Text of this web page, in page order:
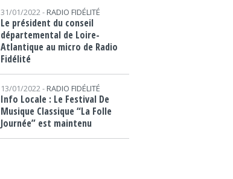
31/01/2022 - RADIO FIDÉLITÉ
Le président du conseil
départemental de Loire-
Atlantique au micro de Radio
Fidélité
13/01/2022 - RADIO FIDÉLITÉ
Info Locale : Le Festival De
Musique Classique “La Folle
Journée” est maintenu